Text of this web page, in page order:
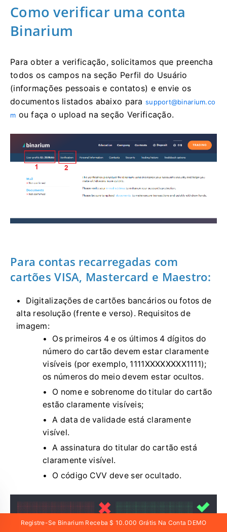
Como verificar uma conta
Binarium
Para obter a verificação, solicitamos que preencha
todos os campos na seção Perfil do Usuário
(informações pessoais e contatos) e envie os
documentos listados abaixo para support@binarium.co
m ou faça o upload na seção Verificação.
Para contas recarregadas com
cartões VISA, Mastercard e Maestro:
Digitalizações de cartões bancários ou fotos de
alta resolução (frente e verso). Requisitos de
imagem:
Os primeiros 4 e os últimos 4 dígitos do
número do cartão devem estar claramente
visíveis (por exemplo, 1111XXXXXXXX1111);
os números do meio devem estar ocultos.
O nome e sobrenome do titular do cartão
estão claramente visíveis;
A data de validade está claramente
visível.
A assinatura do titular do cartão está
claramente visível.
O código CVV deve ser ocultado.
Registre-Se Binarium Receba $ 10.000 Grátis Na Conta DEMO